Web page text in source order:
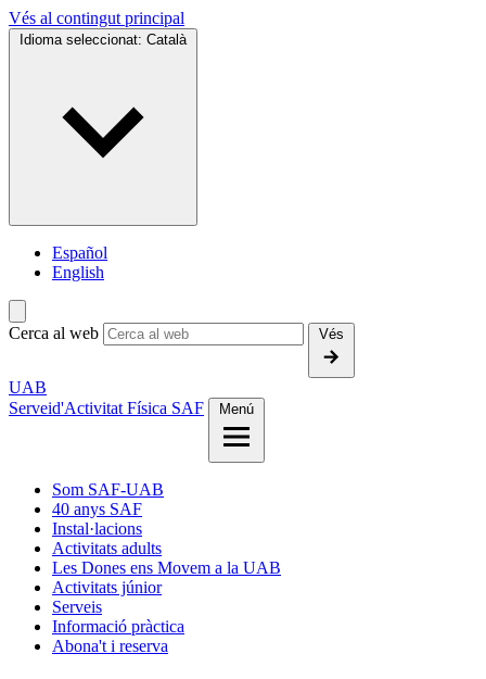
Vés al contingut principal
Idioma seleccionat: Català
Español
English
Cerca al web Vés
UAB
Serveid'Activitat Física SAF Menú
Som SAF-UAB
40 anys SAF
Instal·lacions
Activitats adults
Les Dones ens Movem a la UAB
Activitats júnior
Serveis
Informació pràctica
Abona't i reserva